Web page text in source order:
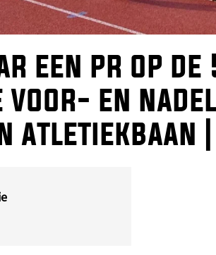
een pr op de
voor- en
atletiekbaan |